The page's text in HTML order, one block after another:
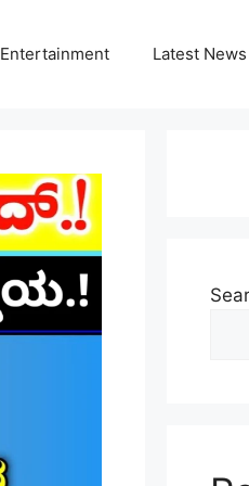
Entertainment Latest News